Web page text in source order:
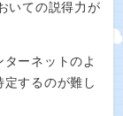
いての説得力が
ーネットのよ
するのが難し